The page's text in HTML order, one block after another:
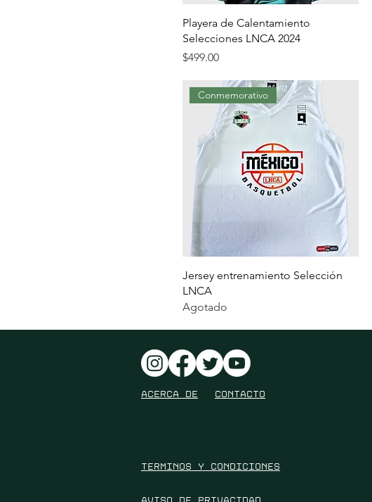
Playera de Calentamiento
Selecciones LNCA 2024
Precio
$499.00
Conmemorativo
Jersey entrenamiento Selección
LNCA
Agotado
ACERCA DE contacto
Terminos y condiciones